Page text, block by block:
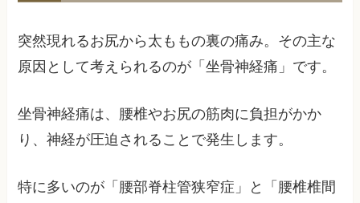
突然現れるお尻から太ももの裏の痛み。その主な
原因として考えられるのが「坐骨神経痛」です。
坐骨神経痛は、腰椎やお尻の筋肉に負担がかか
り、神経が圧迫されることで発生します。
特に多いのが「腰部脊柱管狭窄症」と「腰椎椎間